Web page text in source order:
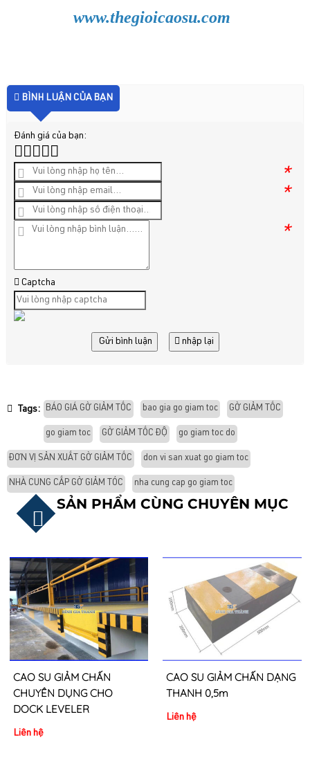
www.thegioicaosu.com
BÌNH LUẬN CỦA BẠN
Đánh giá của bạn:
*
*
*
Captcha
Gửi bình luận nhập lại
Tags: BÁO GIÁ GỜ GIẢM TỐC bao gia go giam toc GỜ GIẢM TỐC
go giam toc GỜ GIẢM TỐC ĐỘ go giam toc do
ĐƠN VỊ SẢN XUẤT GỜ GIẢM TỐC don vi san xuat go giam toc
NHÀ CUNG CẤP GỜ GIẢM TÓC nha cung cap go giam toc
SẢN PHẨM CÙNG CHUYÊN MỤC
CAO SU GIẢM CHẤN
CHUYÊN DỤNG CHO
DOCK LEVELER
Liên hệ
CAO SU GIẢM CHẤN DẠNG
THANH 0,5m
Liên hệ